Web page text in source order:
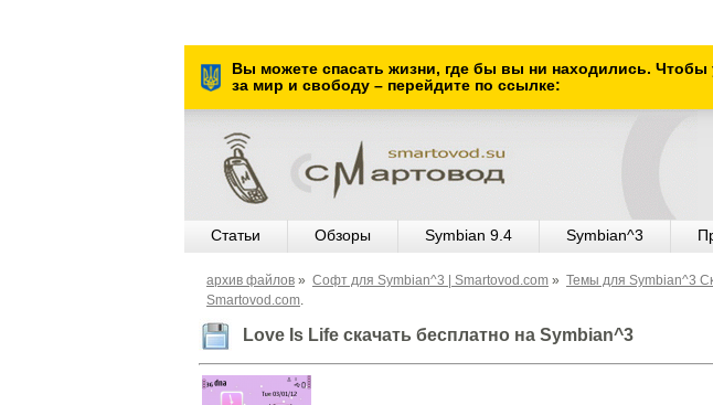
Вы можете спасать жизни, где бы вы ни находились. Чтобы
за мир и свободу – перейдите по ссылке:
Статьи Обзоры Symbian 9.4 Symbian^3
архив файлов » Софт для Symbian^3 | Smartovod.com » Темы для Symbian^3
Smartovod.com.
Love Is Life скачать бесплатно на Symbian^3